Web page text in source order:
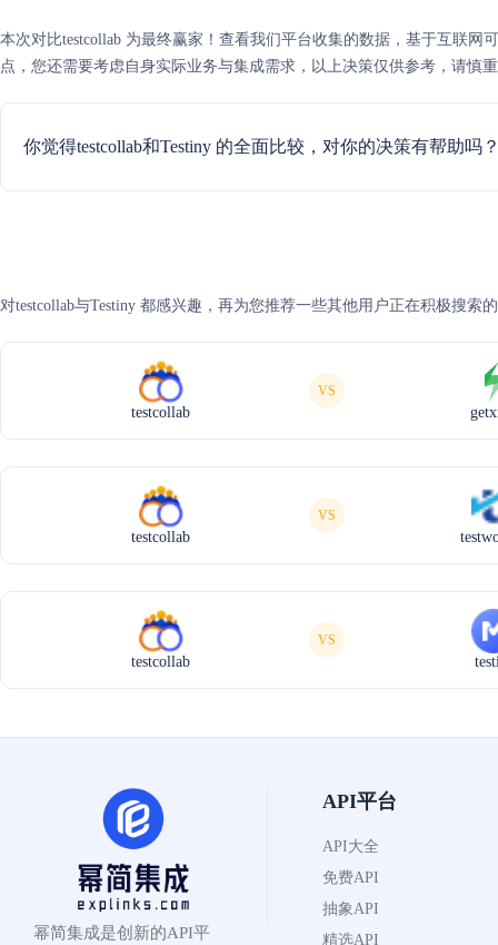
本次对比testcollab 为最终赢家！查看我们平台收集的数据，基于互联网
点，您还需要考虑自身实际业务与集成需求，以上决策仅供参考，请慎
你觉得testcollab和Testiny 的全面比较，对你的决策有帮助吗
对testcollab与Testiny 都感兴趣，再为您推荐一些其他用户正在积极搜索
testcollab
VS
testcollab
VS
testcollab
VS
幂简集成是创新的API平
API平台
API大全
免费API
抽象API
精选API